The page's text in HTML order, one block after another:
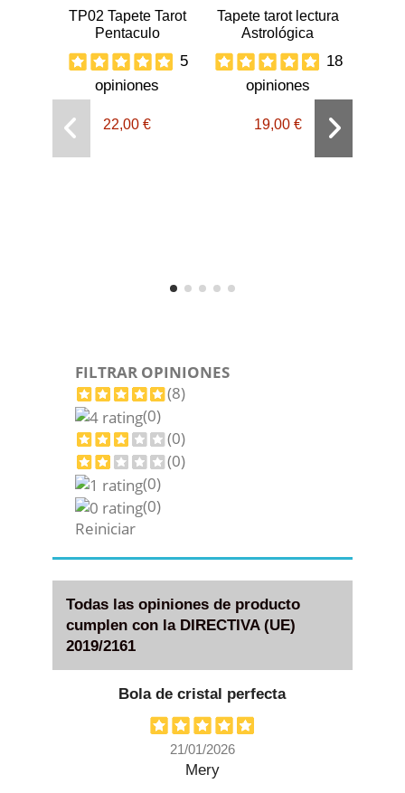
TP02 Tapete Tarot
Pentaculo
5
opiniones
22,00 €
Tapete tarot lectura
Astrológica
18
opiniones
19,00 €
FILTRAR OPINIONES
(8)
(0)
(0)
(0)
(0)
(0)
Reiniciar
Todas las opiniones de producto
cumplen con la DIRECTIVA (UE)
2019/2161
Bola de cristal perfecta
21/01/2026
Mery